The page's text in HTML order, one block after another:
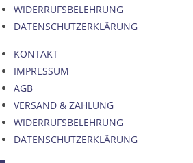
WIDERRUFSBELEHRUNG
DATENSCHUTZERKLÄRUNG
KONTAKT
IMPRESSUM
AGB
VERSAND & ZAHLUNG
WIDERRUFSBELEHRUNG
DATENSCHUTZERKLÄRUNG